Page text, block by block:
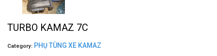
TURBO KAMAZ 7C
Category: PHỤ TÙNG XE KAMAZ